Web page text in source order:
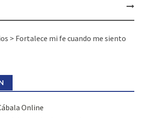
> Fortalece mi fe cuando me siento
Online